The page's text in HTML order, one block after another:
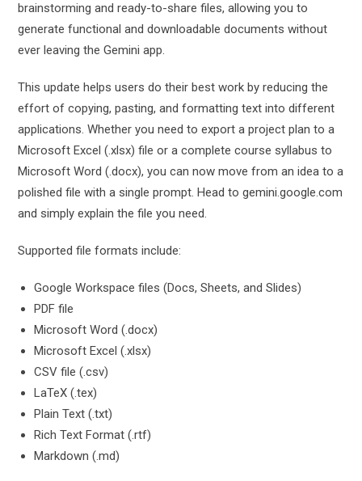
brainstorming and ready-to-share files, allowing you to
generate functional and downloadable documents without
ever leaving the Gemini app.
This update helps users do their best work by reducing the
effort of copying, pasting, and formatting text into different
applications. Whether you need to export a project plan to a
Microsoft Excel (.xlsx) file or a complete course syllabus to
Microsoft Word (.docx), you can now move from an idea to a
polished file with a single prompt. Head to gemini.google.com
and simply explain the file you need.
Supported file formats include:
Google Workspace files (Docs, Sheets, and Slides)
PDF file
Microsoft Word (.docx)
Microsoft Excel (.xlsx)
CSV file (.csv)
LaTeX (.tex)
Plain Text (.txt)
Rich Text Format (.rtf)
Markdown (.md)